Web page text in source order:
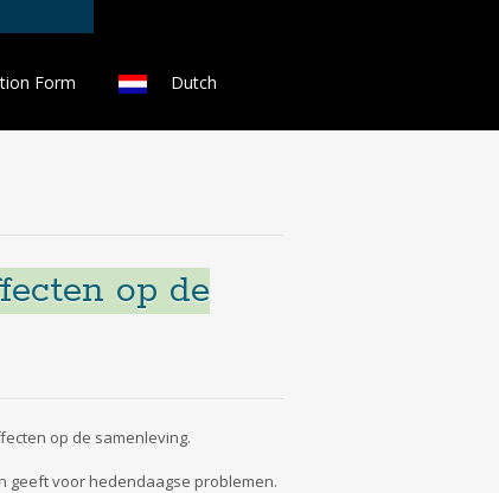
Form Dutch
op de
op de samenleving.
geeft voor hedendaagse problemen.